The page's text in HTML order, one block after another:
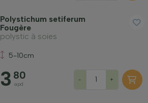
Polystichum setiferum
Fougère
polystic à soies
5-10cm
3 80
apd
- +